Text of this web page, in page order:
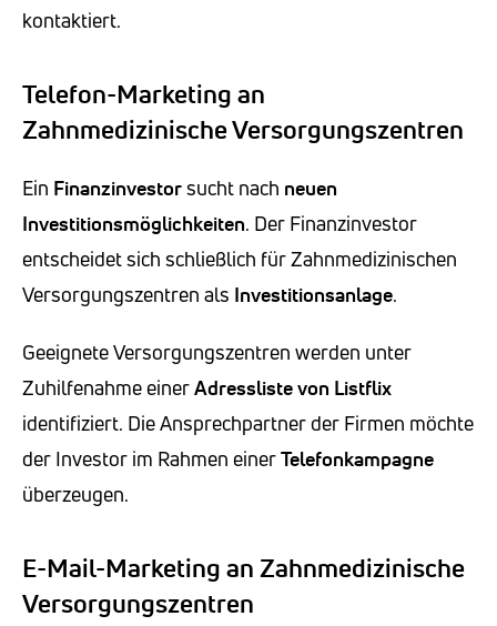
kontaktiert.
Telefon-Marketing an
Zahnmedizinische Versorgungszentren
Ein Finanzinvestorsucht nach neuen
Investitionsmöglichkeiten. Der Finanzinvestor
entscheidet sich schließlich für Zahnmedizinischen
Versorgungszentren als Investitionsanlage.
Geeignete Versorgungszentren werden unter
Zuhilfenahme einerAdressliste von Listflix
identifiziert. Die Ansprechpartner der Firmen möchte
der Investor im Rahmen einerTelefonkampagne
überzeugen.
E-Mail-Marketing an Zahnmedizinische
Versorgungszentren